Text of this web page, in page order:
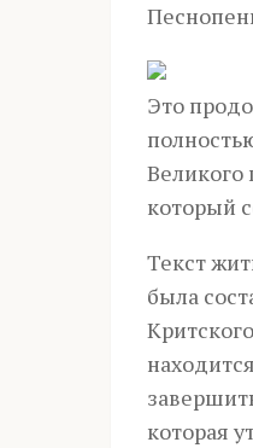
Это
Великого
который
Текст
была
которая